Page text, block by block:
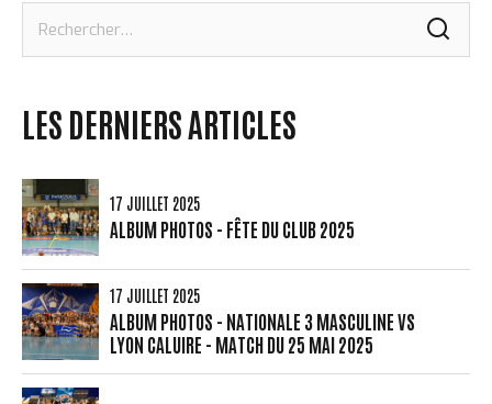
LES DERNIERS ARTICLES
17 JUILLET 2025
ALBUM PHOTOS - FÊTE DU CLUB 2025
17 JUILLET 2025
ALBUM PHOTOS - NATIONALE 3 MASCULINE VS
LYON CALUIRE - MATCH DU 25 MAI 2025